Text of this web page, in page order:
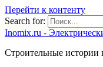
Перейти к контенту
Search for:
Inomix.ru -
Cтроительные